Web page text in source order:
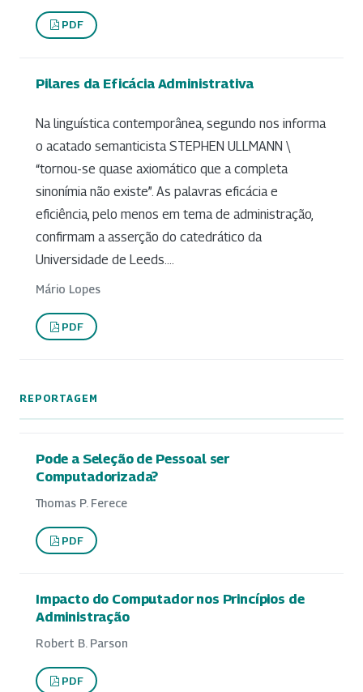
PDF
Pilares da Eficácia Administrativa
Na linguística contemporânea, segundo nos informa
o acatado semanticista STEPHEN ULLMANN \
“tornou-se quase axiomático que a completa
sinonímia não existe”. As palavras eficácia e
eficiência, pelo menos em tema de administração,
confirmam a asserção do catedrático da
Universidade de Leeds....
Mário Lopes
PDF
REPORTAGEM
Pode a Seleção de Pessoal ser
Computadorizada?
Thomas P. Ferece
PDF
Impacto do Computador nos Princípios de
Administração
Robert B. Parson
PDF